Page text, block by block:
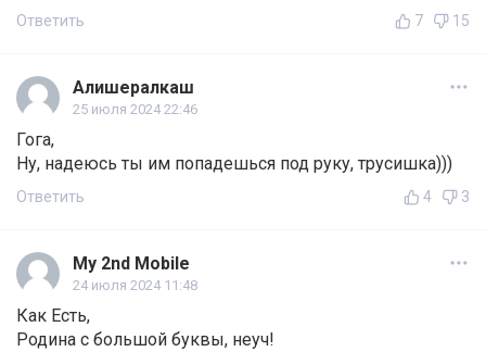
Ответить 7 15
Алишералкаш
25 июля 2024 22:46
Гога,
Ну, надеюсь ты им попадешься под руку, трусишка)))
Ответить 4 3
My 2nd Mobile
24 июля 2024 11:48
Как Есть,
Родина с большой буквы, неуч!